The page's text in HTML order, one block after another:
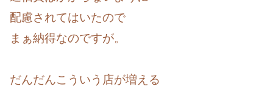
配慮されてはいたので
まぁ納得なのですが。
だんだんこういう店が増える